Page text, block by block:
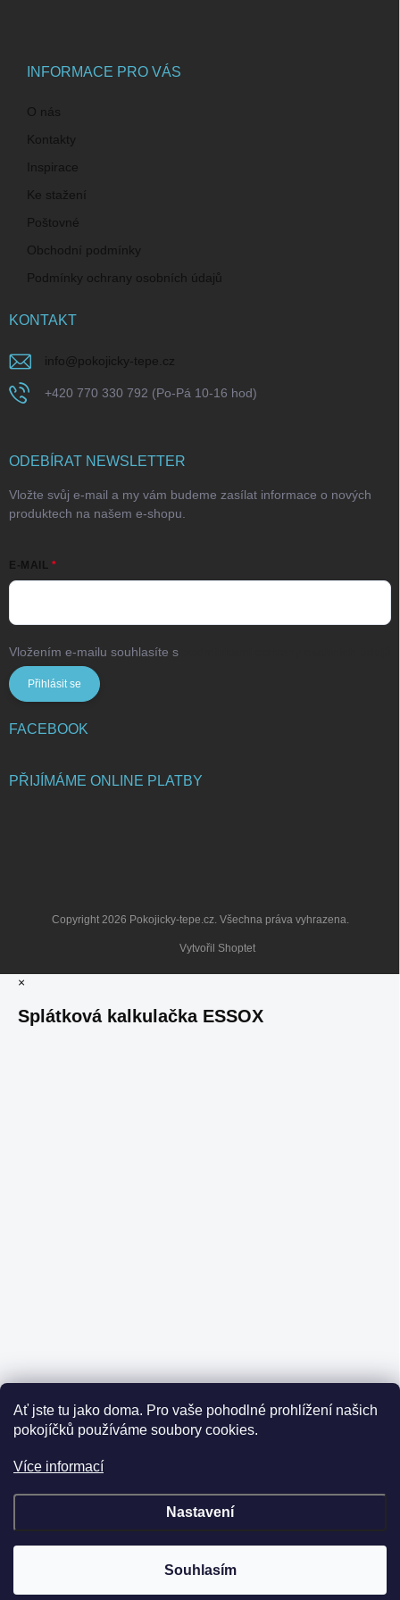
Ať jste tu jako doma. Pro vaše pohodlné prohlížení našich
pokojíčků používáme soubory cookies.
Více informací
Nastavení
Souhlasím
INFORMACE PRO VÁS
O nás
Kontakty
Inspirace
Ke stažení
Poštovné
Obchodní podmínky
Podmínky ochrany osobních údajů
KONTAKT
info@pokojicky-tepe.cz
+420 770 330 792 (Po-Pá 10-16 hod)
ODEBÍRAT NEWSLETTER
Vložte svůj e-mail a my vám budeme zasílat informace o nových
produktech na našem e-shopu.
E-MAIL
Vložením e-mailu souhlasíte s
Přihlásit se
FACEBOOK
PŘIJÍMÁME ONLINE PLATBY
Vytvořil Shoptet
Copyright 2026 Pokojicky-tepe.cz. Všechna práva vyhrazena.
×
Splátková kalkulačka ESSOX